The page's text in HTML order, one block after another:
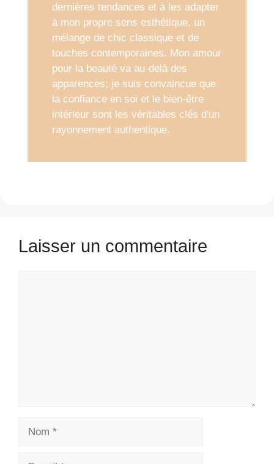
dernières tendances et à les adapter
à mon propre sens esthétique, un
mélange de chic classique et de
touches contemporaines. Mon amour
pour la beauté va au-delà des
apparences; je suis convaincue que
la confiance en soi et le bien-être
intérieur sont les véritables clés d'un
rayonnement authentique.
Laisser un commentaire